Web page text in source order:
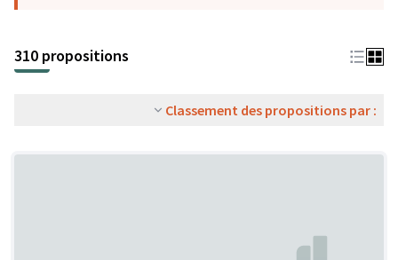
310 propositions
Classement des propositions par :